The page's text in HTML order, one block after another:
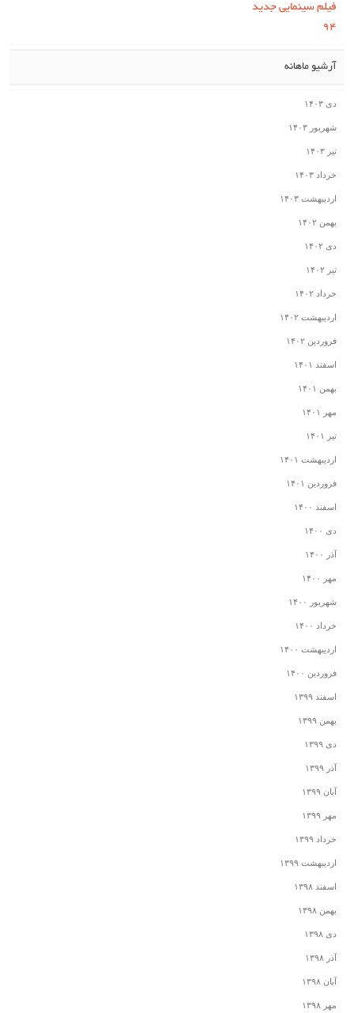
فیلم سینمایی جدید
۹۴
آرشیو ماهانه
دی ۱۴۰۳
شهریور ۱۴۰۳
تیر ۱۴۰۳
خرداد ۱۴۰۳
اردیبهشت ۱۴۰۳
بهمن ۱۴۰۲
دی ۱۴۰۲
تیر ۱۴۰۲
خرداد ۱۴۰۲
اردیبهشت ۱۴۰۲
فروردین ۱۴۰۲
اسفند ۱۴۰۱
بهمن ۱۴۰۱
مهر ۱۴۰۱
تیر ۱۴۰۱
اردیبهشت ۱۴۰۱
فروردین ۱۴۰۱
اسفند ۱۴۰۰
دی ۱۴۰۰
آذر ۱۴۰۰
مهر ۱۴۰۰
شهریور ۱۴۰۰
خرداد ۱۴۰۰
اردیبهشت ۱۴۰۰
فروردین ۱۴۰۰
اسفند ۱۳۹۹
بهمن ۱۳۹۹
دی ۱۳۹۹
آذر ۱۳۹۹
آبان ۱۳۹۹
مهر ۱۳۹۹
خرداد ۱۳۹۹
اردیبهشت ۱۳۹۹
اسفند ۱۳۹۸
بهمن ۱۳۹۸
دی ۱۳۹۸
آذر ۱۳۹۸
آبان ۱۳۹۸
مهر ۱۳۹۸